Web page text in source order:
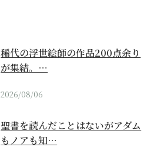
稀代の浮世絵師の作品200点余り
が集結。…
2026/08/06
聖書を読んだことはないがアダム
もノアも知…